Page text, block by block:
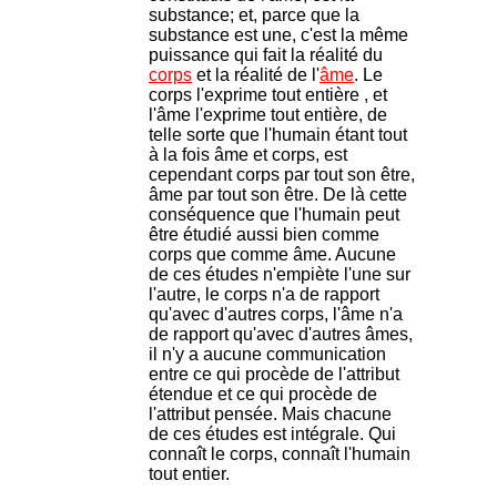
substance; et, parce que la
substance est une, c'est la même
puissance qui fait la réalité du
corps et la réalité de l'âme. Le
corps l'exprime tout entière , et
l'âme l'exprime tout entière, de
telle sorte que l'humain étant tout
à la fois âme et corps, est
cependant corps par tout son être,
âme par tout son être. De là cette
conséquence que l'humain peut
être étudié aussi bien comme
corps que comme âme. Aucune
de ces études n'empiète l'une sur
l'autre, le corps n'a de rapport
qu'avec d'autres corps, l'âme n'a
de rapport qu'avec d'autres âmes,
il n'y a aucune communication
entre ce qui procède de l'attribut
étendue et ce qui procède de
l'attribut pensée. Mais chacune
de ces études est intégrale. Qui
connaît le corps, connaît l'humain
tout entier.